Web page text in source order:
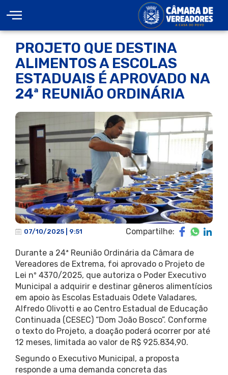
PROJETO QUE DESTINA
ALIMENTOS A ESCOLAS
ESTADUAIS É APROVADO NA
24ª REUNIÃO ORDINÁRIA
07/10/2025 | 9:51 Compartilhe:
Durante a 24ª Reunião Ordinária da Câmara de
Vereadores de Extrema, foi aprovado o Projeto de
Lei nº 4370/2025, que autoriza o Poder Executivo
Municipal a adquirir e destinar gêneros alimentícios
em apoio às Escolas Estaduais Odete Valadares,
Alfredo Olivotti e ao Centro Estadual de Educação
Continuada (CESEC) “Dom João Bosco”. Conforme
o texto do Projeto, a doação poderá ocorrer por até
12 meses, limitada ao valor de R$ 925.834,90.
Segundo o Executivo Municipal, a proposta
responde a uma demanda concreta das